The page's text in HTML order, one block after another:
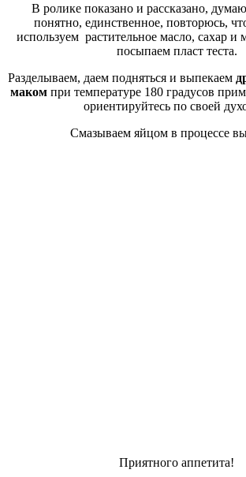
В ролике показано и рассказано,
понятно, единственное, повторюсь,
используем растительное масло, сахар и
посыпаем пласт теста.
Разделываем, даем подняться и выпекаем
маком при температуре 180 градусов
ориентируйтесь по своей
Смазываем яйцом в процессе
Приятного аппетита!